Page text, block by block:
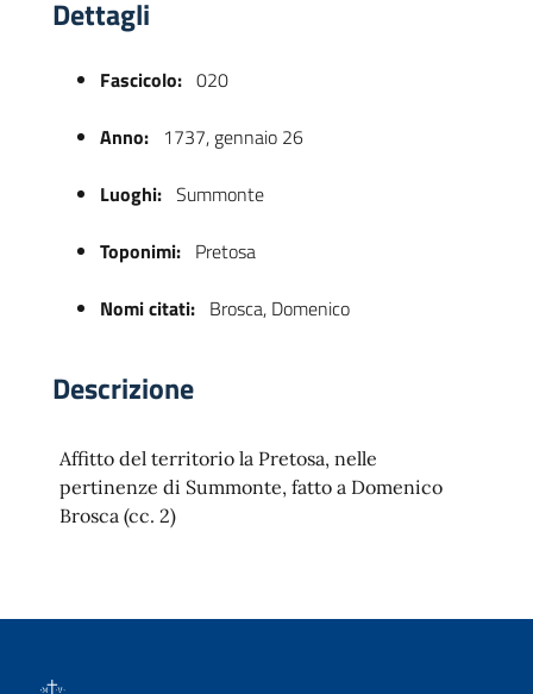
Dettagli
Fascicolo: 020
Anno: 1737, gennaio 26
Luoghi: Summonte
Toponimi: Pretosa
Nomi citati: Brosca, Domenico
Descrizione
Affitto del territorio la Pretosa, nelle
pertinenze di Summonte, fatto a Domenico
Brosca (cc. 2)